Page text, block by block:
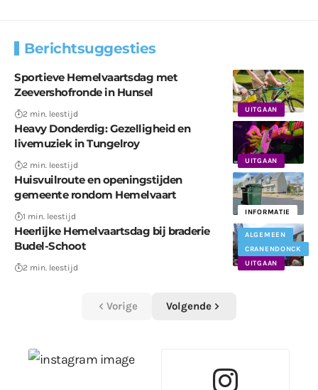
Berichtsuggesties
UITGAAN
Sportieve Hemelvaartsdag met
Zeevershofronde in Hunsel
2 min. leestijd
UITGAAN
Heavy Donderdig: Gezelligheid en
livemuziek in Tungelroy
2 min. leestijd
INFORMATIE
Huisvuilroute en openingstijden
gemeente rondom Hemelvaart
1 min. leestijd
ALGEMEEN
CRANENDONCK
UITGAAN
Heerlijke Hemelvaartsdag bij braderie
Budel-Schoot
2 min. leestijd
Vorige Volgende